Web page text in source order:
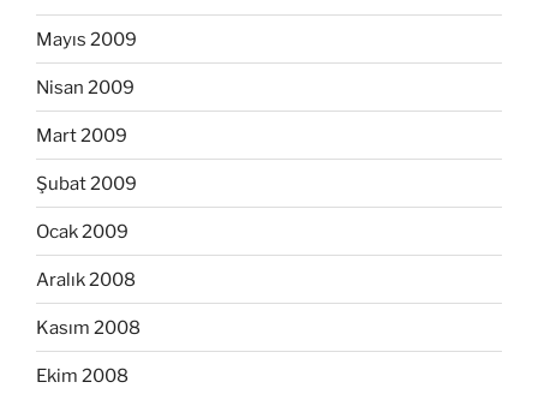
Mayıs 2009
Nisan 2009
Mart 2009
Şubat 2009
Ocak 2009
Aralık 2008
Kasım 2008
Ekim 2008